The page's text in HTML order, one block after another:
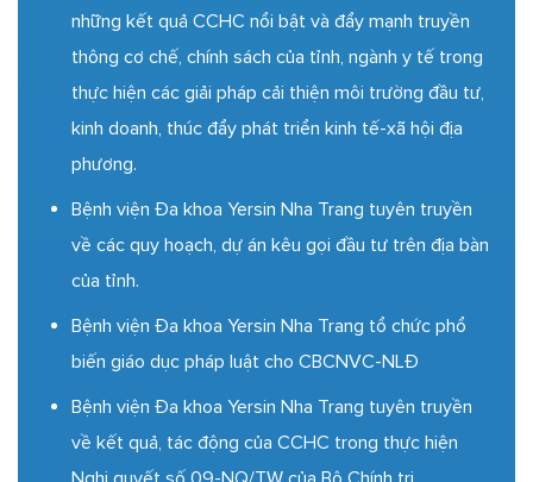
những kết quả CCHC nổi bật và đẩy mạnh truyền
thông cơ chế, chính sách của tỉnh, ngành y tế trong
thực hiện các giải pháp cải thiện môi trường đầu tư,
kinh doanh, thúc đẩy phát triển kinh tế-xã hội địa
phương.
Bệnh viện Đa khoa Yersin Nha Trang tuyên truyền
về các quy hoạch, dự án kêu gọi đầu tư trên địa bàn
của tỉnh.
Bệnh viện Đa khoa Yersin Nha Trang tổ chức phổ
biến giáo dục pháp luật cho CBCNVC-NLĐ
Bệnh viện Đa khoa Yersin Nha Trang tuyên truyền
về kết quả, tác động của CCHC trong thực hiện